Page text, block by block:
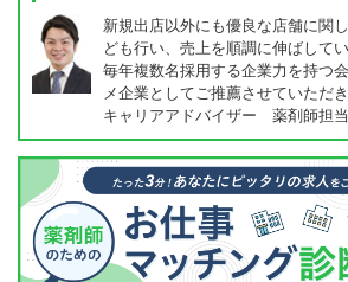
新規出店以外にも優良な店舗に関
ども行い、売上を順調に伸ばして
毎年複数名採用する企業力を持つ
メ企業としてご推薦させていただき
キャリアアドバイザー 薬剤師担当